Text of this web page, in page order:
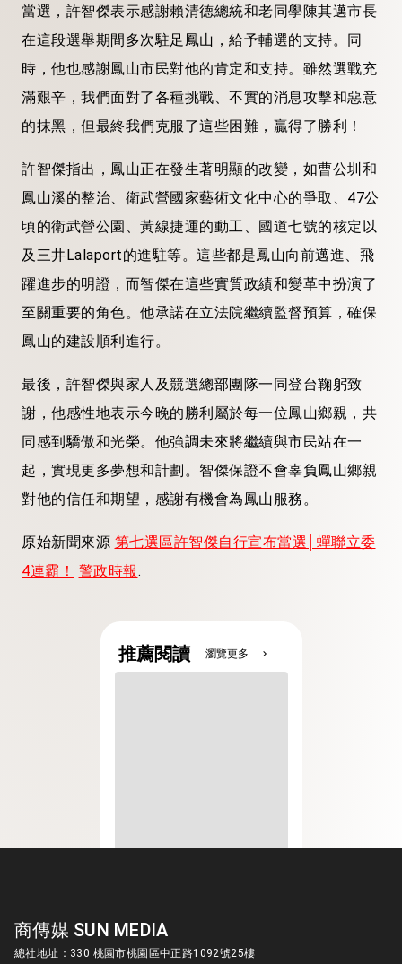
當選，許智傑表示感謝賴清德總統和老同學陳其邁市長
在這段選舉期間多次駐足鳳山，給予輔選的支持。同
時，他也感謝鳳山市民對他的肯定和支持。雖然選戰充
滿艱辛，我們面對了各種挑戰、不實的消息攻擊和惡意
的抹黑，但最終我們克服了這些困難，贏得了勝利！
許智傑指出，鳳山正在發生著明顯的改變，如曹公圳和
鳳山溪的整治、衛武營國家藝術文化中心的爭取、47公
頃的衛武營公園、黃線捷運的動工、國道七號的核定以
及三井Lalaport的進駐等。這些都是鳳山向前邁進、飛
躍進步的明證，而智傑在這些實質政績和變革中扮演了
至關重要的角色。他承諾在立法院繼續監督預算，確保
鳳山的建設順利進行。
最後，許智傑與家人及競選總部團隊一同登台鞠躬致
謝，他感性地表示今晚的勝利屬於每一位鳳山鄉親，共
同感到驕傲和光榮。他強調未來將繼續與市民站在一
起，實現更多夢想和計劃。智傑保證不會辜負鳳山鄉親
對他的信任和期望，感謝有機會為鳳山服務。
原始新聞來源 第七選區許智傑自行宣布當選│蟬聯立委
4連霸！
警政時報.
推薦閱讀 瀏覽更多 chevron_right
商傳媒 SUN MEDIA
總社地址：330 桃園市桃園區中正路1092號25樓